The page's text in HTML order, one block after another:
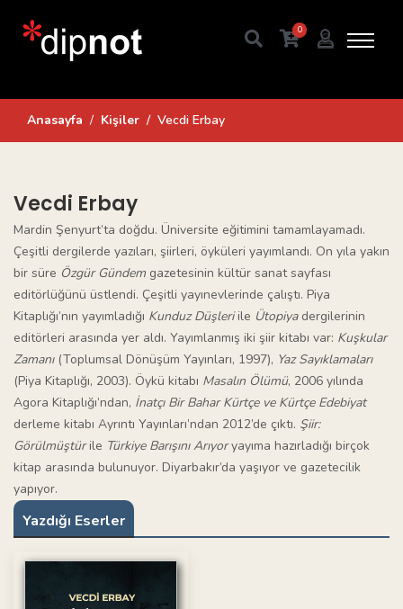
0
Anasayfa Kişiler Vecdi Erbay
Vecdi Erbay
Mardin Şenyurt’ta doğdu. Üniversite eğitimini tamamlayamadı.
Çeşitli dergilerde yazıları, şiirleri, öyküleri yayımlandı. On yıla yakın
bir süre Özgür Gündem gazetesinin kültür sanat sayfası
editörlüğünü üstlendi. Çeşitli yayınevlerinde çalıştı. Piya
Kitaplığı’nın yayımladığı Kunduz Düşleriile Ütopiyadergilerinin
editörleri arasında yer aldı. Yayımlanmış iki şiir kitabı var: Kuşkular
Zamanı(Toplumsal Dönüşüm Yayınları, 1997), Yaz Sayıklamaları
(Piya Kitaplığı, 2003). Öykü kitabı Masalın Ölümü, 2006 yılında
Agora Kitaplığı’ndan, İnatçı Bir Bahar Kürtçe ve Kürtçe Edebiyat
derleme kitabı Ayrıntı Yayınları’ndan 2012’de çıktı. Şiir:
Görülmüştürile Türkiye Barışını Arıyoryayıma hazırladığı birçok
kitap arasında bulunuyor. Diyarbakır’da yaşıyor ve gazetecilik
yapıyor.
Yazdığı Eserler